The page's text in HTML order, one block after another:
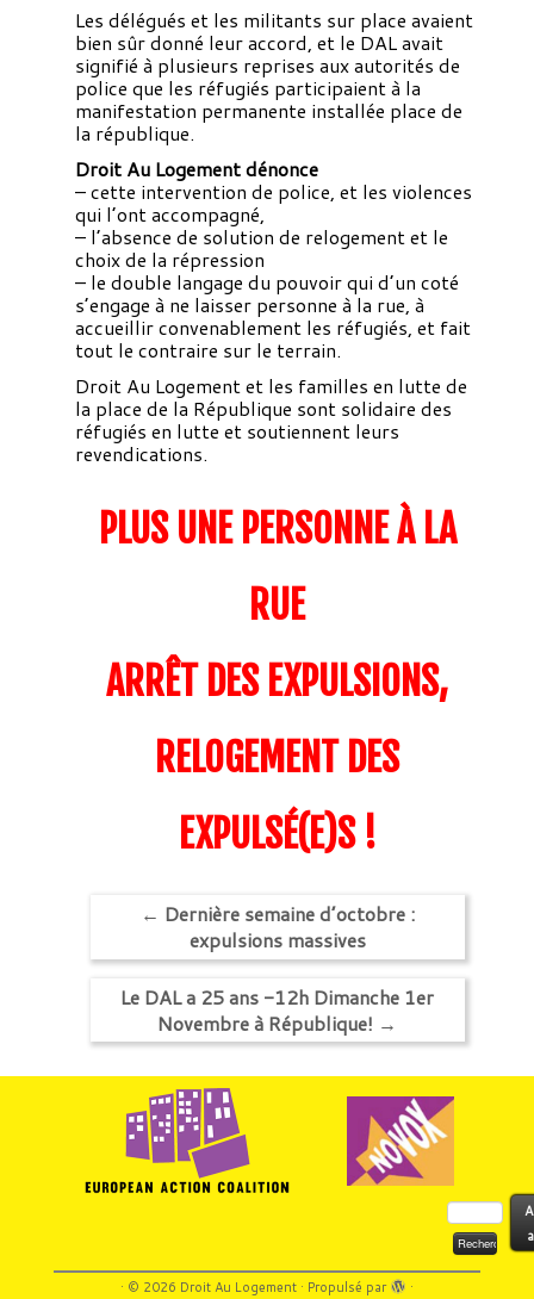
Les délégués et les militants sur place avaient
bien sûr donné leur accord, et le DAL avait
signifié à plusieurs reprises aux autorités de
police que les réfugiés participaient à la
manifestation permanente installée place de
la république.
Droit Au Logement dénonce
– cette intervention de police, et les violences
qui l’ont accompagné,
– l’absence de solution de relogement et le
choix de la répression
– le double langage du pouvoir qui d’un coté
s’engage à ne laisser personne à la rue, à
accueillir convenablement les réfugiés, et fait
tout le contraire sur le terrain.
Droit Au Logement et les familles en lutte de
la place de la République sont solidaire des
réfugiés en lutte et soutiennent leurs
revendications.
PLUS UNE PERSONNE À LA
RUE
ARRÊT DES EXPULSIONS,
RELOGEMENT DES
EXPULSÉ(E)S !
← Dernière semaine d’octobre :
expulsions massives
Le DAL a 25 ans -12h Dimanche 1er
Novembre à République! →
Rechercher :
· © 2026 Droit Au Logement· Propulsé par ·